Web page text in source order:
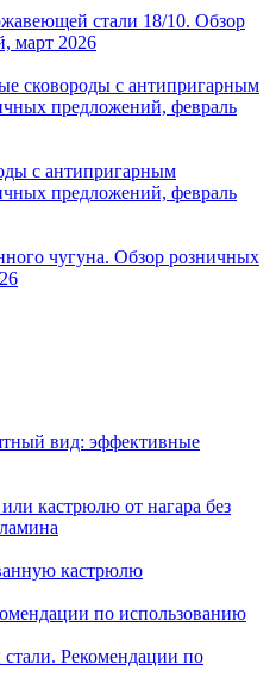
стали 18/10. Обзор
март 2026
сковороды с антипригарным
предложений, февраль
с антипригарным
предложений, февраль
чугуна. Обзор розничных
вид: эффективные
кастрюлю от нагара без
кастрюлю
по использованию
Рекомендации по